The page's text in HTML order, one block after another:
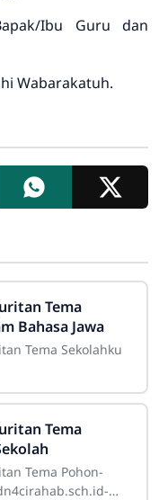
Ibu Guru dan
Wabarakatuh.
Tema
Bahasa Jawa
Tema Sekolahku
bentuk sastra lisan
yang dikenal
Tema
Tema Pohon-